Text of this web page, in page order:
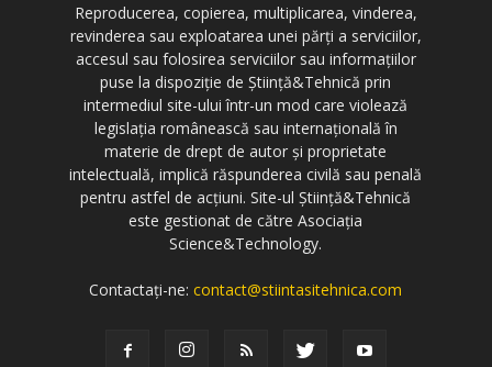
Reproducerea, copierea, multiplicarea, vinderea,
revinderea sau exploatarea unei părți a serviciilor,
accesul sau folosirea serviciilor sau informațiilor
puse la dispoziție de Știință&Tehnică prin
intermediul site-ului într-un mod care violează
legislația românească sau internațională în
materie de drept de autor și proprietate
intelectuală, implică răspunderea civilă sau penală
pentru astfel de acțiuni. Site-ul Știință&Tehnică
este gestionat de către Asociația
Science&Technology.
Contactați-ne:contact@stiintasitehnica.com